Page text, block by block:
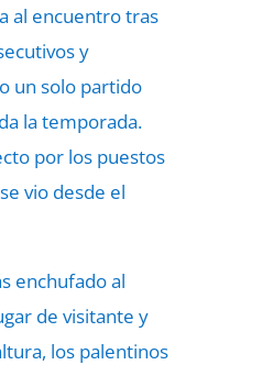
al encuentro tras
y
un solo partido
la temporada.
por los puestos
vio desde el
enchufado al
de visitante y
los palentinos